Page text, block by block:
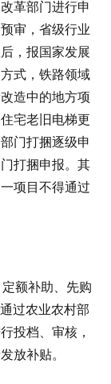
革部门进行申
审，省级行业
，报国家发展
式，铁路领域
造中的地方项
宅老旧电梯更
门打捆逐级申
打捆申报。其
项目不得通过
额补助、先购
过农业农村部
投档、审核，
放补贴。